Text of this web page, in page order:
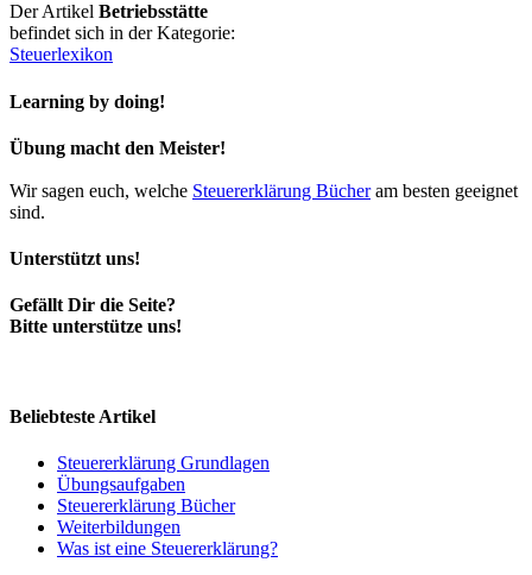
Der Artikel Betriebsstätte
befindet sich in der Kategorie:
Steuerlexikon
Learning by doing!
Übung macht den Meister!
Wir sagen euch, welche Steuererklärung Bücheram besten geeignet
sind.
Unterstützt uns!
Gefällt Dir die Seite?
Bitte unterstütze uns!
Beliebteste Artikel
Steuererklärung Grundlagen
Übungsaufgaben
Steuererklärung Bücher
Weiterbildungen
Was ist eine Steuererklärung?